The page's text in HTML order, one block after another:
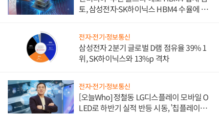
토, 삼성전자·SK하이닉스 HBM4 수율에 주
전자·전기·정보통신
삼성전자 2분기 글로벌 D램 점유율 39% 1
위, SK하이닉스와 13%p 격차
전자·전기·정보통신
[오늘Who] 정철동 LG디스플레이 모바일 O
LED로 하반기 실적 반등 시동, '칩플레이